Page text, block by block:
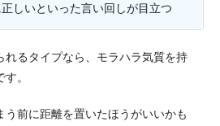
しいといった言い回しが目立つ
れるタイプなら、モラハラ気質を持
。
う前に距離を置いたほうがいいかも